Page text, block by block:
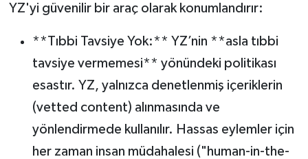
YZ'yi güvenilir bir araç olarak konumlandırır:
**Tıbbi Tavsiye Yok:** YZ’nin **asla tıbbi
tavsiye vermemesi** yönündeki politikası
esastır. YZ, yalnızca denetlenmiş içeriklerin
(vetted content) alınmasında ve
yönlendirmede kullanılır. Hassas eylemler için
her zaman insan müdahalesi ("human-in-the-